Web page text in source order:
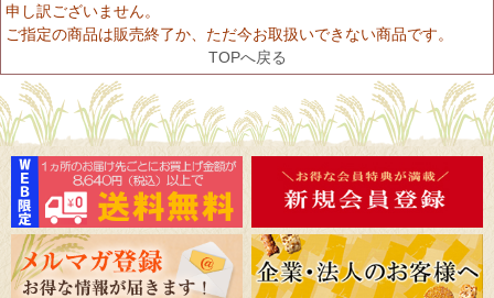
申し訳ございません。
ご指定の商品は販売終了か、ただ今お取扱いできない商品です。
TOPへ戻る